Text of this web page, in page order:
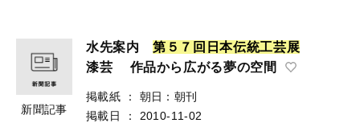
新聞記事
水先案内第 ５ ７ 回 日本伝統工芸展
漆芸 作品から広がる夢の空間
掲載紙 ：
朝日：朝刊
掲載日
：
2010-11-02